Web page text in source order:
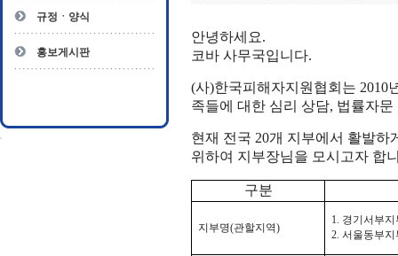
규정ㆍ양식
홍보게시판
안녕하세요.
코바 사무국입니다.
(사)한국피해자지원협회는 2010
족들에 대한 심리 상담, 법률자문
현재 전국 20개 지부에서 활발하
위하여 지부장님을 모시고자 합
구분
지부명(관할지역)
1. 경기서부
2. 서울동부